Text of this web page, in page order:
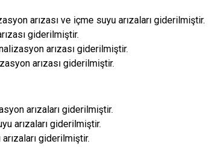
arızası ve içme suyu arızaları giderilmiştir.
giderilmiştir.
arızası giderilmiştir.
arızası giderilmiştir.
arızaları giderilmiştir.
arızaları giderilmiştir.
giderilmiştir.